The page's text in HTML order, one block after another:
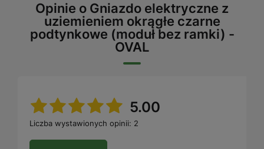
Opinie o Gniazdo elektryczne z
uziemieniem okrągłe czarne
podtynkowe (moduł bez ramki) -
OVAL
5.00
Liczba wystawionych opinii: 2